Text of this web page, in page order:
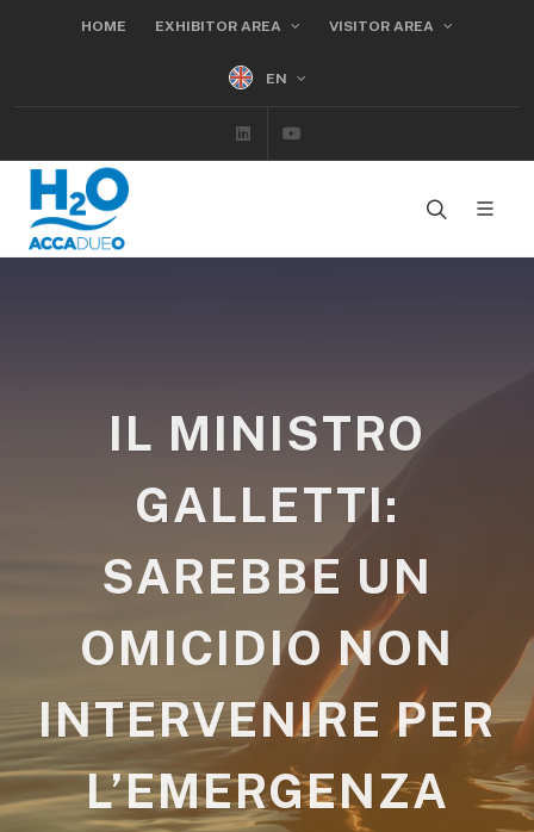
HOME EXHIBITOR AREA VISITOR AREA
EN
Linkedin
IL MINISTRO
GALLETTI:
SAREBBE UN
OMICIDIO NON
INTERVENIRE PER
L’EMERGENZA